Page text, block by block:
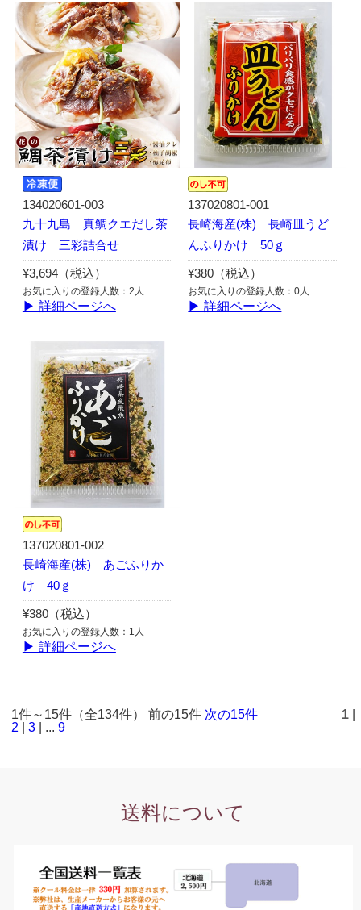
134020601-003
九十九島 真鯛クエだし茶
漬け 三彩詰合せ
¥3,694（税込）
お気に入りの登録人数：2人
▶ 詳細ページへ
137020801-001
長崎海産(株) 長崎皿うど
んふりかけ 50ｇ
¥380（税込）
お気に入りの登録人数：0人
▶ 詳細ページへ
137020801-002
長崎海産(株) あごふりか
け 40ｇ
¥380（税込）
お気に入りの登録人数：1人
▶ 詳細ページへ
1件～15件（全134件） 前の15件 次の15件 1
2 |3 | ...9
送料について